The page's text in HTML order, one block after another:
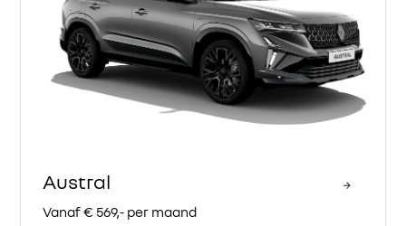
Austral
Vanaf € 569,- per maand